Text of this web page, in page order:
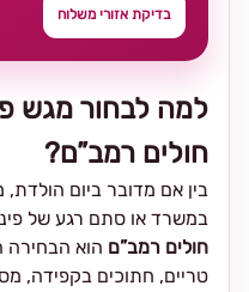
למה לבחור מגש
חולים רמב”ם?
בין אם מדובר ביום
במשרד או סתם רגע של
חולים רמב”ם הוא הבחירה
טריים, חתוכים בקפידה,
בדיקת אזורי משלוח